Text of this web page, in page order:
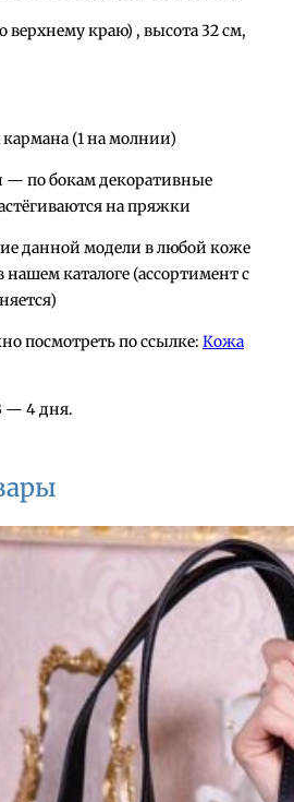
краю) , высота 32 см,
(1 на молнии)
— по бокам декоративные
на пряжки
данной модели в любой коже
каталоге (ассортимент с
посмотреть по ссылке: Кожа
— 4 дня.